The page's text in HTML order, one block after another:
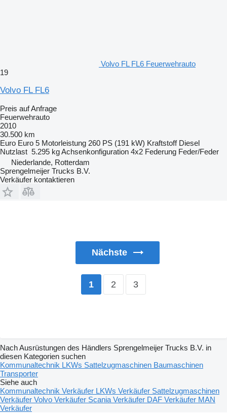
Volvo FL FL6 Feuerwehrauto
19
Volvo FL FL6
Preis auf Anfrage
Feuerwehrauto
2010
30.500 km
Euro Euro 5 Motorleistung 260 PS (191 kW) Kraftstoff Diesel
Nutzlast 5.295 kgAchsenkonfiguration 4x2 Federung Feder/Feder
Niederlande, Rotterdam
Sprengelmeijer Trucks B.V.
Verkäufer kontaktieren
Nächste
1 2 3
Nach Ausrüstungen des Händlers Sprengelmeijer Trucks B.V. in
diesen Kategorien suchen
Kommunaltechnik LKWs Sattelzugmaschinen Baumaschinen
Transporter
Siehe auch
Kommunaltechnik Verkäufer LKWs Verkäufer Sattelzugmaschinen
Verkäufer Volvo Verkäufer Scania Verkäufer DAF Verkäufer MAN
Verkäufer